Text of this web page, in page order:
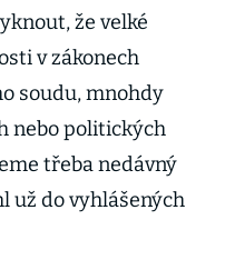
že velké
v zákonech
soudu, mnohdy
nebo politických
třeba nedávný
už do vyhlášených